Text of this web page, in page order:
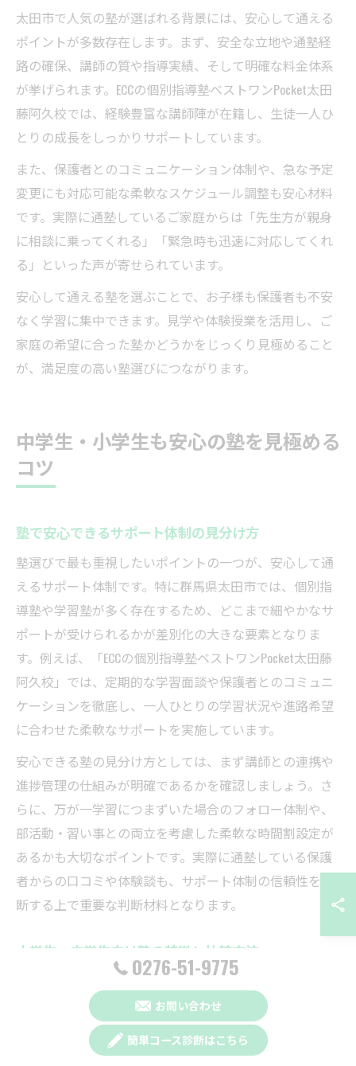
太田市で人気の塾が選ばれる背景には、安心して通える
ポイントが多数存在します。まず、安全な立地や通塾経
路の確保、講師の質や指導実績、そして明確な料金体系
が挙げられます。ECCの個別指導塾ベストワンPocket太田
藤阿久校では、経験豊富な講師陣が在籍し、生徒一人ひ
とりの成長をしっかりサポートしています。
また、保護者とのコミュニケーション体制や、急な予定
変更にも対応可能な柔軟なスケジュール調整も安心材料
です。実際に通塾しているご家庭からは「先生方が親身
に相談に乗ってくれる」「緊急時も迅速に対応してくれ
る」といった声が寄せられています。
安心して通える塾を選ぶことで、お子様も保護者も不安
なく学習に集中できます。見学や体験授業を活用し、ご
家庭の希望に合った塾かどうかをじっくり見極めること
が、満足度の高い塾選びにつながります。
中学生・小学生も安心の塾を見極める
コツ
塾で安心できるサポート体制の見分け方
塾選びで最も重視したいポイントの一つが、安心して通
えるサポート体制です。特に群馬県太田市では、個別指
導塾や学習塾が多く存在するため、どこまで細やかなサ
ポートが受けられるかが差別化の大きな要素となりま
す。例えば、「ECCの個別指導塾ベストワンPocket太田藤
阿久校」では、定期的な学習面談や保護者とのコミュニ
ケーションを徹底し、一人ひとりの学習状況や進路希望
に合わせた柔軟なサポートを実施しています。
安心できる塾の見分け方としては、まず講師との連携や
進捗管理の仕組みが明確であるかを確認しましょう。さ
らに、万が一学習につまずいた場合のフォロー体制や、
部活動・習い事との両立を考慮した柔軟な時間割設定が
あるかも大切なポイントです。実際に通塾している保護
者からの口コミや体験談も、サポート体制の信頼性を判
断する上で重要な判断材料となります。
小学生・中学生向け塾の特徴と比較方法
群馬県太田市の塾は、小学生向けと中学生向けで指導内
容やカリキュラムに違いがあります。小学生向け塾は基
礎学力の定着や学習習慣の形成に重点を置き、中学生向
け塾は定期テスト対策や高校受験、英検・数検などの資
0276-51-9775
お問い合わせ
簡単コース診断はこちら